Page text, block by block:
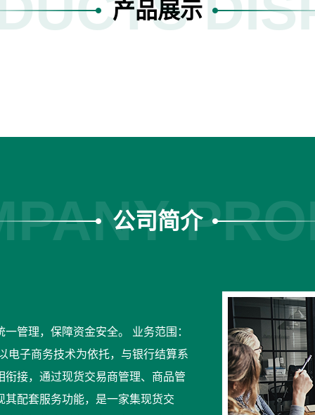
产品展示
公司简介
管理，保障资金安全。 业务范围：
电子商务技术为依托，与银行结算系
接，通过现货交易商管理、商品管
配套服务功能，是一家集现货交